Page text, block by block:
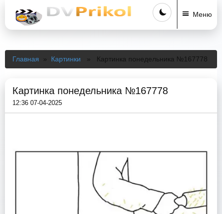
Меню
Главная » Картинки » Картинка понедельника №167778
Картинка понедельника №167778
12:36 07-04-2025